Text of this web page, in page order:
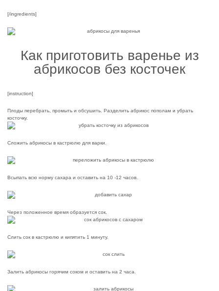
[/ingredients]
Как приготовить варенье из
абрикосов без косточек
[instruction]
Плоды перебрать, промыть и обсушить. Разделить абрикос пополам и убрать
косточку.
Сложить абрикосы в кастрюлю для варки.
Всыпать всю норму сахара и оставить на 10 -12 часов.
Через положенное время образуется сок.
Слить сок в кастрюлю и кипятить 1 минуту.
Залить абрикосы горячим соком и оставить на 2 часа.